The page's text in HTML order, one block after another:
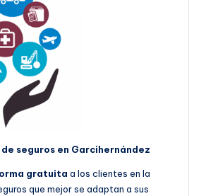
seguros en Garcihernández
gratuita a los clientes en la
que mejor se adaptan a sus